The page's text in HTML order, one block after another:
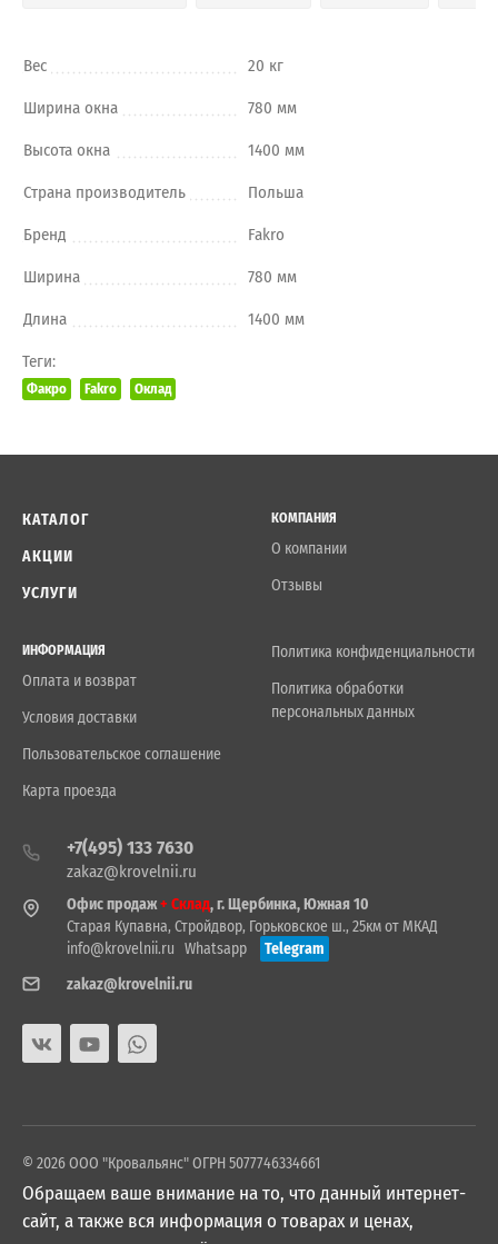
Вес 20 кг
Ширина окна 780 мм
Высота окна 1400 мм
Страна производитель Польша
Бренд Fakro
Ширина 780 мм
Длина 1400 мм
Теги:
Факро Fakro Оклад
КАТАЛОГ
АКЦИИ
УСЛУГИ
КОМПАНИЯ
О компании
Отзывы
ИНФОРМАЦИЯ
Оплата и возврат
Условия доставки
Пользовательское соглашение
Карта проезда
Политика конфиденциальности
Политика обработки
персональных данных
+7(495) 133 7630
zakaz@krovelnii.ru
Офис продаж+ Склад, г. Щербинка, Южная 10
Старая Купавна, Стройдвор, Горьковское ш., 25км от МКАД
info@krovelnii.ru Whatsapp
Telegram
zakaz@krovelnii.ru
© 2026 ООО "Кровальянс" ОГРН 5077746334661
Обращаем ваше внимание на то, что данный интернет-
сайт, а также вся информация о товарах и ценах,